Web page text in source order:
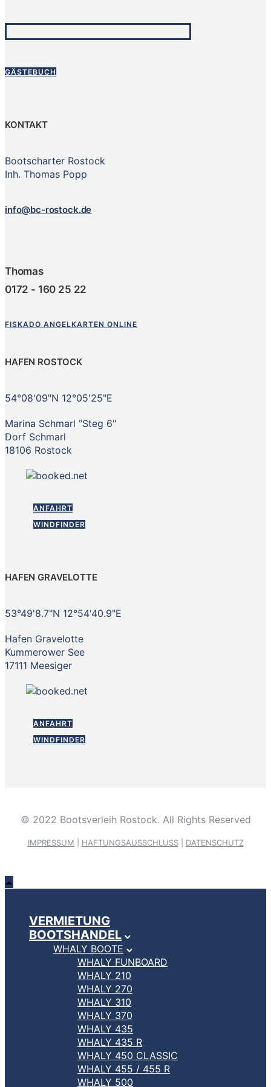
GÄSTEBUCH
KONTAKT
Bootscharter Rostock
Inh. Thomas Popp
info@bc-rostock.de
Thomas
0172 - 160 25 22
FISKADO ANGELKARTEN ONLINE
HAFEN ROSTOCK
54°08'09"N 12°05'25"E
Marina Schmarl "Steg 6"
Dorf Schmarl
18106 Rostock
ANFAHRT
WINDFINDER
HAFEN GRAVELOTTE
53°49'8.7"N 12°54'40.9"E
Hafen Gravelotte
Kummerower See
17111 Meesiger
ANFAHRT
WINDFINDER
© 2022 Bootsverleih Rostock. All Rights Reserved
IMPRESSUM HAFTUNGSAUSSCHLUSS| DATENSCHUTZ
VERMIETUNG
BOOTSHANDEL
WHALY BOOTE
WHALY FUNBOARD
WHALY 210
WHALY 270
WHALY 310
WHALY 370
WHALY 435
WHALY 435 R
WHALY 450 CLASSIC
WHALY 455 / 455 R
WHALY 500